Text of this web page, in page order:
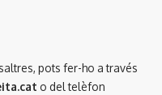
pots fer-ho a través
o del telèfon